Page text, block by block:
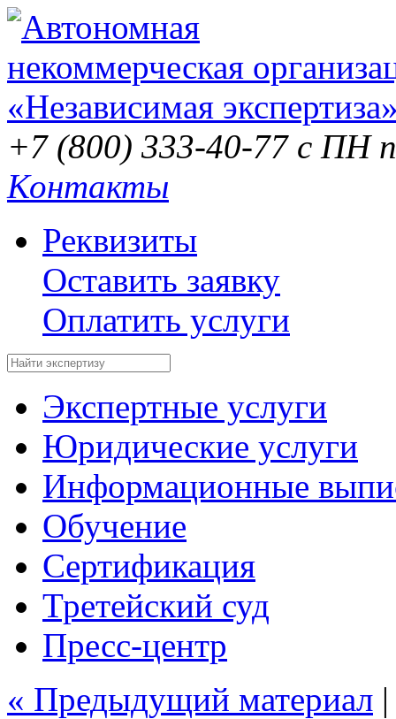
+7 (800) 333-40-77 с ПН
Контакты
Реквизиты
Оставить заявку
Оплатить услуги
Экспертные услуги
Юридические услуги
Информационные
Обучение
Сертификация
Третейский суд
Пресс-центр
« Предыдущий материал